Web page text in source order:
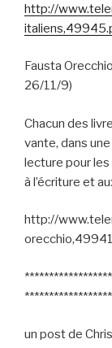
http://
Fausta
26/11/9)
Chacun des
vante, dans
lecture pour
à l’écriture et
http://
un post de